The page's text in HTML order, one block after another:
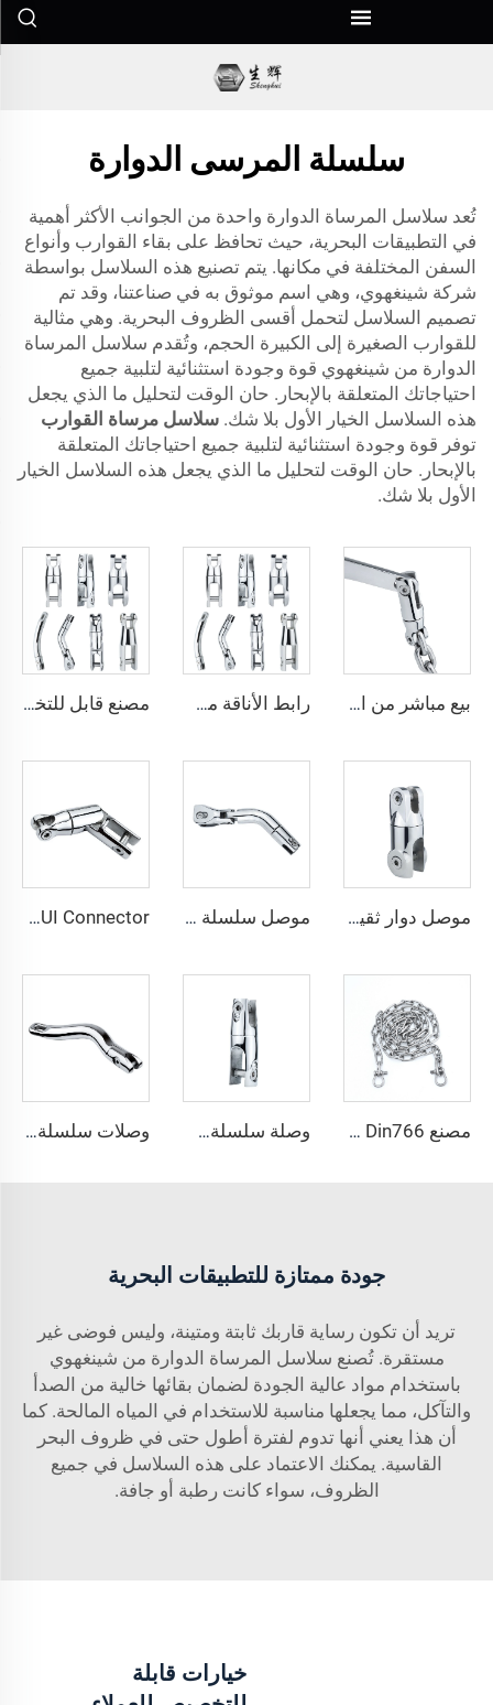
سلسلة المرسى الدوارة
تُعد سلاسل المرساة الدوارة واحدة من الجوانب الأكثر أهمية
في التطبيقات البحرية، حيث تحافظ على بقاء القوارب وأنواع
السفن المختلفة في مكانها. يتم تصنيع هذه السلاسل بواسطة
شركة شينغهوي، وهي اسم موثوق به في صناعتنا، وقد تم
تصميم السلاسل لتحمل أقسى الظروف البحرية. وهي مثالية
للقوارب الصغيرة إلى الكبيرة الحجم، وتُقدم سلاسل المرساة
الدوارة من شينغهوي قوة وجودة استثنائية لتلبية جميع
احتياجاتك المتعلقة بالإبحار. حان الوقت لتحليل ما الذي يجعل
هذه السلاسل الخيار الأول بلا شك. سلاسل مرساة القوارب
توفر قوة وجودة استثنائية لتلبية جميع احتياجاتك المتعلقة
بالإبحار. حان الوقت لتحليل ما الذي يجعل هذه السلاسل الخيار
الأول بلا شك.
بيع مباشر من المصنع سلسلة مزدوجة محورية من الفولاذ المقاوم للصدأ 316 لربط الأناقة معدات بحرية ومكونات قوارب للسفن / اليخوت رابط الأناقة من SHENGHUI، سلسلة رابط الأناقة المحوري المزدوج من الفولاذ المقاوم للصدأ 316 لمكونات معدات بحرية للقوارب مصنع قابل للتخصيص رابط سلسلة الأناقة المحوري من الفولاذ المقاوم للصدأ 316 لمعدات بحرية وملحقات للقوارب
موصل دوار ثقيل SHENGHUI من الفولاذ المقاوم للصدأ 316 لسلسلة الأنبوب البحري للقوارب مع دوران 360 درجة ومزدوج الدوران موصل سلسلة ثلاثي الدوران طويل من SHENGHUI، مصنوع من الفولاذ المقاوم للصدأ 316، ملحق بحري للقوارب يوفر قوة ومتانة تثبيت القارب SHNEGHUI Connector ثلاثي الاتصال سلسلة Anchor فولاذ مقاوم للصدأ 316 معدات بحرية مغزل / قطعة متصلة بسلسلة Anchor
مصنع Din766 سلسلة描Anchor فولاذ مقاوم للصدأ 8 مم رابط بحري 316 حديد سلسلة Anchor حديد سلسلة Stainless Steel Split وصلة سلسلة描瞄 طويلة من الفولاذ المقاوم للصدأ 316 للمصنع مع سلسلة سفينة للبيع وصلات سلسلة描瞄 طويلة من الفولاذ المقاوم للصدأ 316 للأجهزة البحرية من المصنع إكسسوارات قوارب
جودة ممتازة للتطبيقات البحرية
تريد أن تكون رساية قاربك ثابتة ومتينة، وليس فوضى غير
مستقرة. تُصنع سلاسل المرساة الدوارة من شينغهوي
باستخدام مواد عالية الجودة لضمان بقائها خالية من الصدأ
والتآكل، مما يجعلها مناسبة للاستخدام في المياه المالحة. كما
أن هذا يعني أنها تدوم لفترة أطول حتى في ظروف البحر
القاسية. يمكنك الاعتماد على هذه السلاسل في جميع
الظروف، سواء كانت رطبة أو جافة.
خيارات قابلة